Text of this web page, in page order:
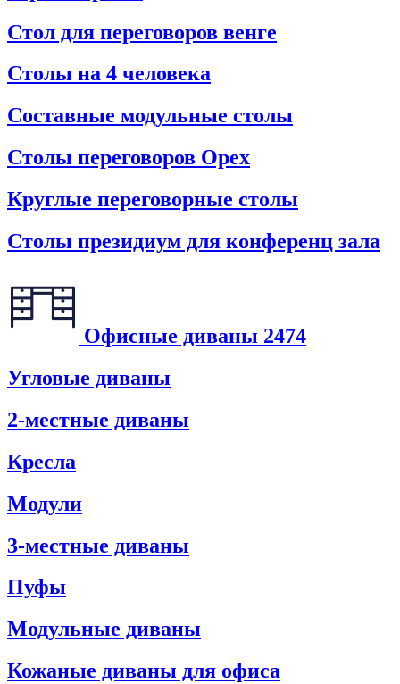
Стол для переговоров венге
Столы на 4 человека
Составные модульные столы
Столы переговоров Орех
Круглые переговорные столы
Столы президиум для конференц зала
Офисные диваны 2474
Угловые диваны
2-местные диваны
Кресла
Модули
3-местные диваны
Пуфы
Модульные диваны
Кожаные диваны для офиса